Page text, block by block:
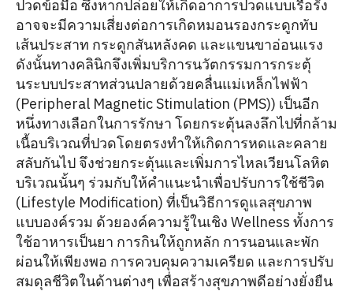
ปวดข้อมือ ซึ่งหากปล่อยให้เกิดอาการปวดแบบเรื้อรัง
อาจจะมีความเสี่ยงต่อการเกิดหมอนรองกระดูกทับ
เส้นประสาท กระดูกสันหลังคด และแขนขาอ่อนแรง
ดังนั้นทางคลินิกจึงเพิ่มบริการนวัตกรรมการกระตุ้
นระบบประสาทส่วนปลายด้วยคลื่นแม่เหล็กไฟฟ้า
(Peripheral Magnetic Stimulation (PMS)) เป็นอีก
หนึ่งทางเลือกในการรักษา โดยกระตุ้นลงลึกไปที่กล้าม
เนื้อบริเวณที่ปวดโดยตรงทำให้เกิดการหดและคลาย
สลับกันไป จึงช่วยกระตุ้นและเพิ่มการไหลเวียนโลหิต
บริเวณนั้นๆ ร่วมกับให้คำแนะนำเพื่อปรับการใช้ชีวิต
(Lifestyle Modification) ที่เป็นวิธีการดูแลสุขภาพ
แบบองค์รวม ด้วยองค์ความรู้ในเชิง Wellness ทั้งการ
ใช้อาหารเป็นยา การกินให้ถูกหลัก การนอนและพัก
ผ่อนให้เพียงพอ การควบคุมความเครียด และการปรับ
สมดุลชีวิตในด้านต่างๆ เพื่อสร้างสุขภาพดีอย่างยั่งยืน